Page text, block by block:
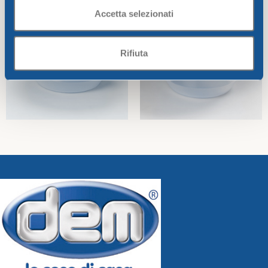
Accetta selezionati
Rifiuta
Pinguini
2,00€
Add To Cart
3,94
Add To Cart